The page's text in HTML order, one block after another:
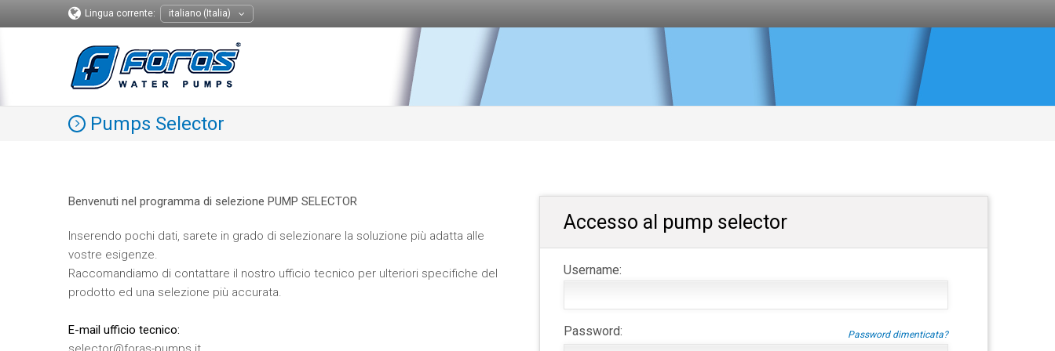
Lingua corrente: italiano (Italia)
Pumps Selector
Benvenuti nel programma di selezione PUMP SELECTOR
Inserendo pochi dati, sarete in grado di selezionare la soluzione più adatta alle
vostre esigenze.
Raccomandiamo di contattare il nostro ufficio tecnico per ulteriori specifiche del
prodotto ed una selezione più accurata.
E-mail ufficio tecnico:
Accesso al pump selector
Username:
Password: Password dimenticata?